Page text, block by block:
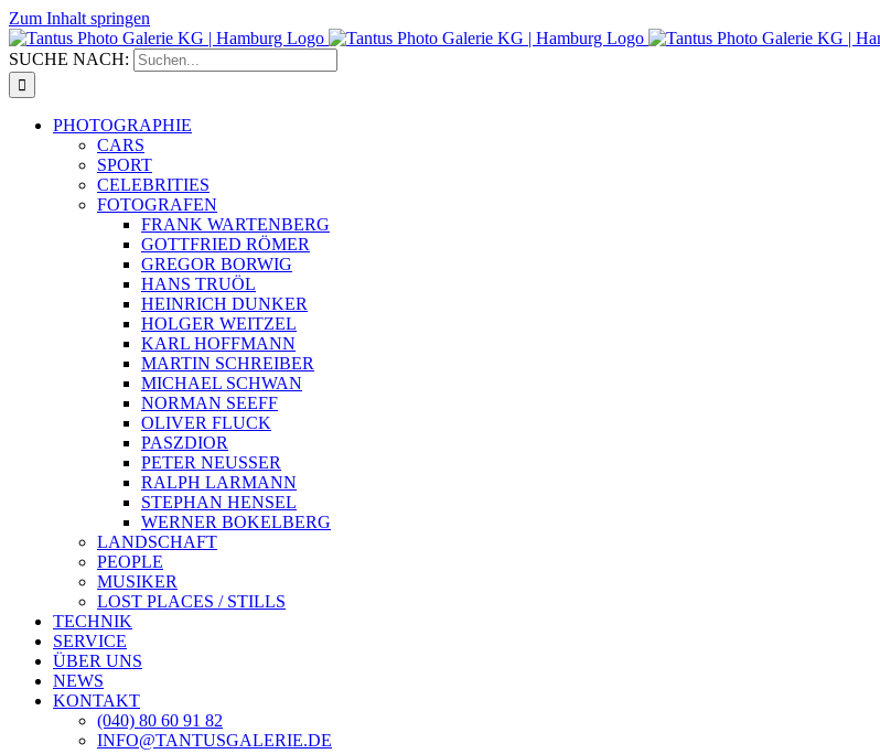
Zum Inhalt springen
SUCHE NACH:
PHOTOGRAPHIE
CARS
SPORT
CELEBRITIES
FOTOGRAFEN
FRANK WARTENBERG
GOTTFRIED RÖMER
GREGOR BORWIG
HANS TRUÖL
HEINRICH DUNKER
HOLGER WEITZEL
KARL HOFFMANN
MARTIN SCHREIBER
MICHAEL SCHWAN
NORMAN SEEFF
OLIVER FLUCK
PASZDIOR
PETER NEUSSER
RALPH LARMANN
STEPHAN HENSEL
WERNER BOKELBERG
LANDSCHAFT
PEOPLE
MUSIKER
LOST PLACES / STILLS
TECHNIK
SERVICE
ÜBER UNS
NEWS
KONTAKT
(040) 80 60 91 82
INFO@TANTUSGALERIE.DE